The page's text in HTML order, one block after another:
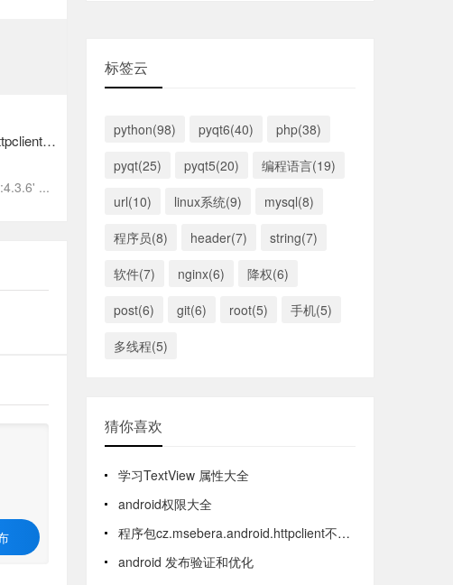
程序包cz.msebera.android.httpclient不存在
...
标签云
python(98) pyqt6(40)
php(38)
pyqt(25)
pyqt5(20)
编程语言(19)
url(10)
linux系统(9)
mysql(8)
程序员(8)
header(7)
string(7)
软件(7)
nginx(6)
降权(6)
post(6)
git(6) root(5)
手机(5)
多线程(5)
猜你喜欢
学习TextView 属性大全
android权限大全
程序包cz.msebera.android.httpclient不存在
android 发布验证和优化